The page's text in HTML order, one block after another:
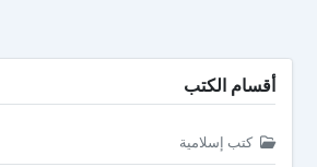
أقسام الكتب
كتب إسلامية